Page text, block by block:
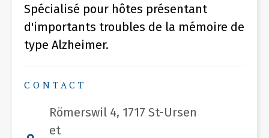
Spécialisé pour hôtes présentant
d'importants troubles de la mémoire de
type Alzheimer.
CONTACT
Römerswil 4, 1717 St-Ursen
et